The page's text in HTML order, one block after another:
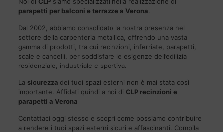
parapetti per balconi e terrazze a Verona
Dal 2002, abbiamo consolidato la nostra presenza nel
settore della carpenteria metallica, offrendo una vasta
gamma di prodotti, tra cui recinzioni, inferriate, parapetti,
scale e cancelli, per soddisfare le esigenze dell’edilizia
residenziale, industriale e sportiva.
La sicurezza dei tuoi spazi esterni non è mai stata così
importante. Affidati quindi a noi di CLPrecinzioni e
parapetti a Verona
Contattaci oggi stesso e scopri come possiamo contribuire
a rendere i tuoi spazi esterni sicuri e affascinanti. Compila